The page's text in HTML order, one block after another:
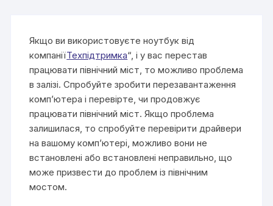
Якщо ви використовуєте ноутбук від
компаніїТехпідтримка“, і у вас перестав
працювати північний міст, то можливо проблема
в залізі. Спробуйте зробити перезавантаження
комп’ютера і перевірте, чи продовжує
працювати північний міст. Якщо проблема
залишилася, то спробуйте перевірити драйвери
на вашому комп’ютері, можливо вони не
встановлені або встановлені неправильно, що
може призвести до проблем із північним
мостом.